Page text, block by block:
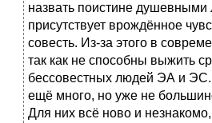
назвать поистине душевными
присутствует врождённое
совесть. Из-за этого в
так как не способны выжить
бессовестных людей ЭА и
ещё много, но уже не
Для них всё ново и